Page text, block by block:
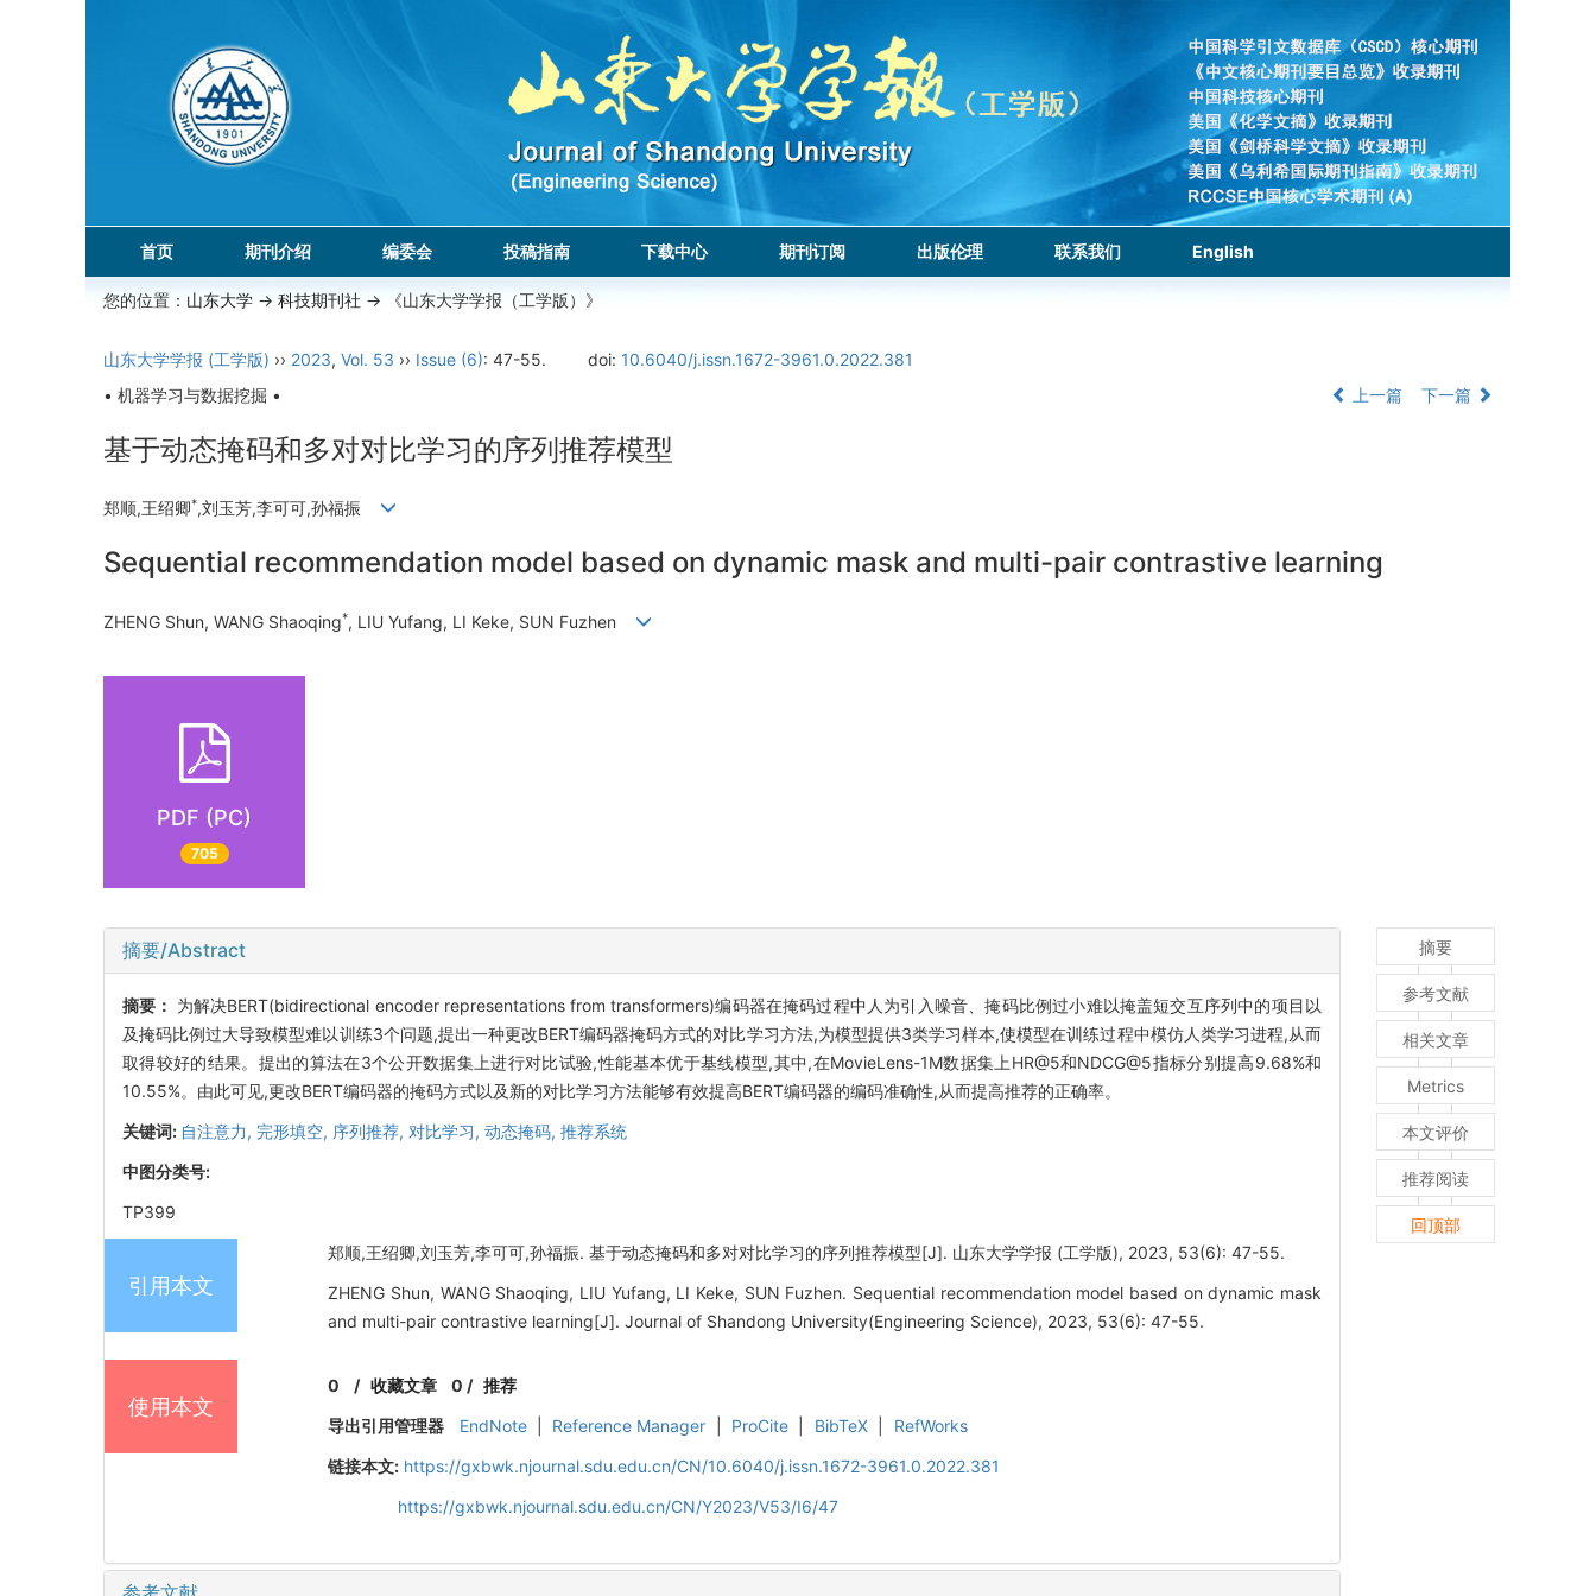
首页 期刊介绍 编委会 投稿指南 下载中心 期刊订阅 出版伦理 联系我们 English
您的位置： 山东大学 -> 科技期刊社 -> 《山东大学学报（工学版）》
山东大学学报 (工学版) ›› 2023, Vol. 53 ›› Issue (6): 47-55. doi: 10.6040/j.issn.1672-3961.0.2022.381
• 机器学习与数据挖掘 •
上一篇 下一篇
基于动态掩码和多对对比学习的序列推荐模型
郑顺,王绍卿*,刘玉芳,李可可,孙福振
Sequential recommendation model based on dynamic mask and multi-pair contrastive learning
ZHENG Shun, WANG Shaoqing*, LIU Yufang, LI Keke, SUN Fuzhen
PDF (PC)
705
摘要/Abstract
摘要： 为解决BERT(bidirectional encoder representations from transformers)编码器在掩码过程中人为引入噪音、掩码比例过小难以掩盖短交互序列中的项目以
及掩码比例过大导致模型难以训练3个问题,提出一种更改BERT编码器掩码方式的对比学习方法,为模型提供3类学习样本,使模型在训练过程中模仿人类学习进程,从而
取得较好的结果。提出的算法在3个公开数据集上进行对比试验,性能基本优于基线模型,其中,在MovieLens-1M数据集上HR@5和NDCG@5指标分别提高9.68%和
10.55%。由此可见,更改BERT编码器的掩码方式以及新的对比学习方法能够有效提高BERT编码器的编码准确性,从而提高推荐的正确率。
关键词: 自注意力, 完形填空, 序列推荐, 对比学习, 动态掩码, 推荐系统
中图分类号:
TP399
引用本文
郑顺,王绍卿,刘玉芳,李可可,孙福振. 基于动态掩码和多对对比学习的序列推荐模型[J]. 山东大学学报 (工学版), 2023, 53(6): 47-55.
ZHENG Shun, WANG Shaoqing, LIU Yufang, LI Keke, SUN Fuzhen. Sequential recommendation model based on dynamic mask
and multi-pair contrastive learning[J]. Journal of Shandong University(Engineering Science), 2023, 53(6): 47-55.
使用本文
0 /收藏文章 0 / 推荐
导出引用管理器
EndNote Reference Manager ProCite BibTeX
RefWorks
链接本文: https://gxbwk.njournal.sdu.edu.cn/CN/10.6040/j.issn.1672-3961.0.2022.381
https://gxbwk.njournal.sdu.edu.cn/CN/Y2023/V53/I6/47
摘要
参考文献
相关文章
Metrics
本文评价
推荐阅读
回顶部